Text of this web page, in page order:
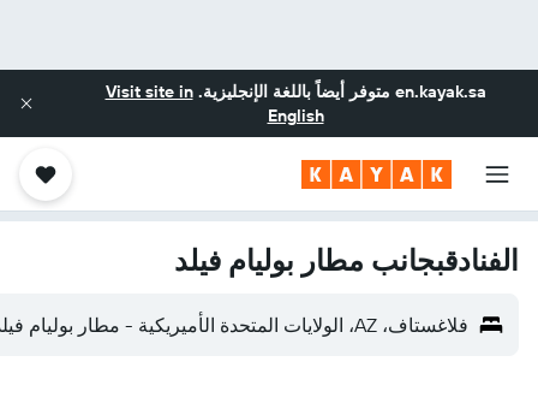
en.kayak.sa متوفر أيضاً باللغة الإنجليزية.Visit site in
English
الفنادقبجانب مطار بوليام فيلد
فلاغستاف، AZ، الولايات المتحدة الأميريكية - مطار بوليام فيلد (FLG)